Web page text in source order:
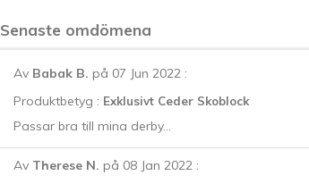
Senaste omdömena
Av Babak B. på 07 Jun 2022:
Produktbetyg : Exklusivt Ceder Skoblock
Passar bra till mina derby...
Av Therese N. på 08 Jan 2022: